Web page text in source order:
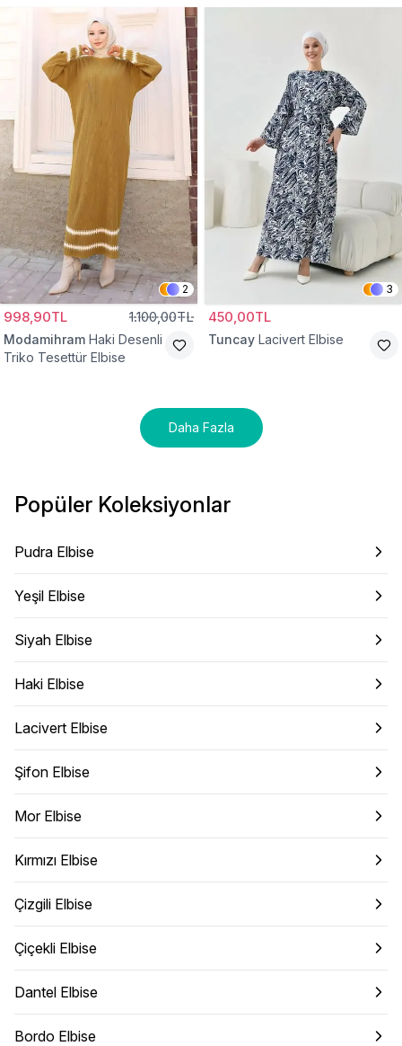
2
998,90TL 1.100,00TL
Modamihram Haki Desenli
Triko Tesettür Elbise
3
450,00TL
Tuncay Lacivert Elbise
Daha Fazla
Popüler Koleksiyonlar
Pudra Elbise
Yeşil Elbise
Siyah Elbise
Haki Elbise
Lacivert Elbise
Şifon Elbise
Mor Elbise
Kırmızı Elbise
Çizgili Elbise
Çiçekli Elbise
Dantel Elbise
Bordo Elbise